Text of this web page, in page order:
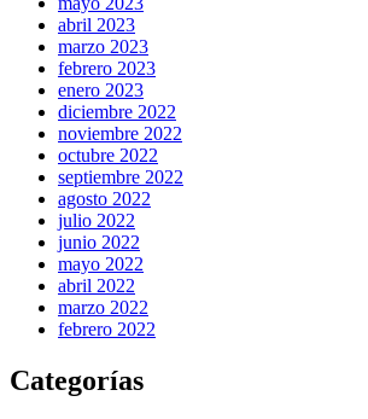
abril 2023
marzo 2023
febrero 2023
enero 2023
diciembre 2022
noviembre 2022
octubre 2022
septiembre 2022
agosto 2022
julio 2022
junio 2022
mayo 2022
abril 2022
marzo 2022
febrero 2022
Categorías